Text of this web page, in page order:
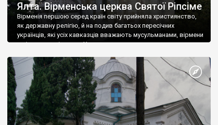
Ялта. Вірменська церква Святої Ріпсіме
Вірменія першою серед країн світу прийняла християнство,
як державну релігію, й на подив багатьох пересічних
українців, які усіх кавказців вважають мусульманами, вірмени
є відданими вірянами Христа